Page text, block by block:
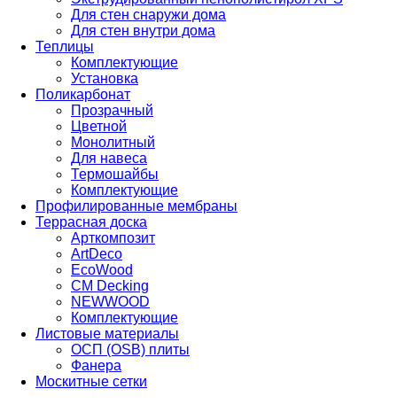
Для стен снаружи дома
Для стен внутри дома
Теплицы
Комплектующие
Установка
Поликарбонат
Прозрачный
Цветной
Монолитный
Для навеса
Термошайбы
Комплектующие
Профилированные мембраны
Террасная доска
Арткомпозит
ArtDeco
EcoWood
CM Decking
NEWWOOD
Комплектующие
Листовые материалы
ОСП (OSB) плиты
Фанера
Москитные сетки